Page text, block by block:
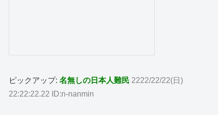
ピックアップ:名無しの日本人難民 2222/22/22(日)
22:22:22.22 ID:n-nanmin